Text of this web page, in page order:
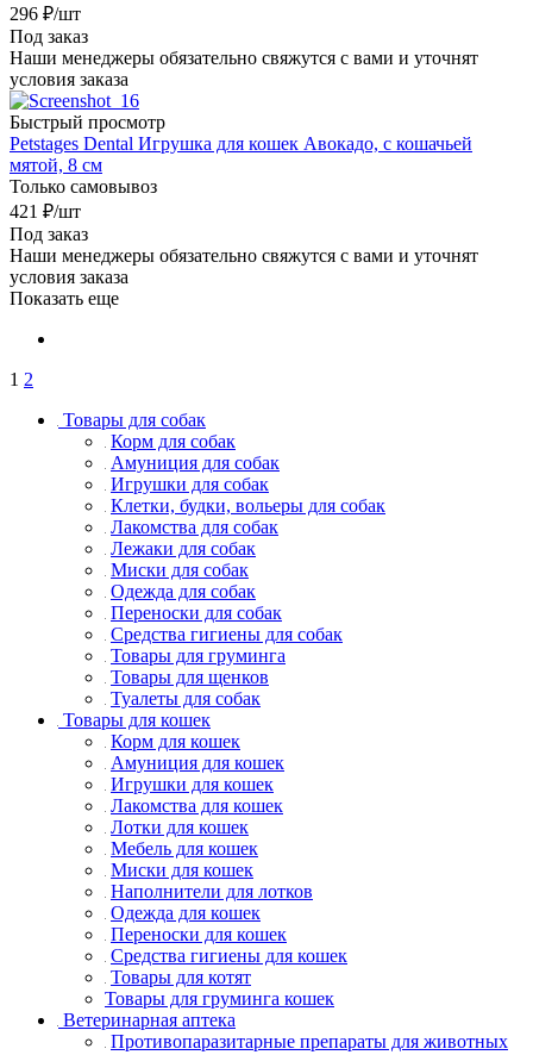
296 ₽/шт
Под заказ
Наши менеджеры обязательно свяжутся с вами и уточнят
условия заказа
Быстрый просмотр
Petstages Dental Игрушка для кошек Авокадо, с кошачьей
мятой, 8 см
Только самовывоз
421 ₽/шт
Под заказ
Наши менеджеры обязательно свяжутся с вами и уточнят
условия заказа
Показать еще
1 2
Товары для собак
Корм для собак
Амуниция для собак
Игрушки для собак
Клетки, будки, вольеры для собак
Лакомства для собак
Лежаки для собак
Миски для собак
Одежда для собак
Переноски для собак
Средства гигиены для собак
Товары для груминга
Товары для щенков
Туалеты для собак
Товары для кошек
Корм для кошек
Амуниция для кошек
Игрушки для кошек
Лакомства для кошек
Лотки для кошек
Мебель для кошек
Миски для кошек
Наполнители для лотков
Одежда для кошек
Переноски для кошек
Средства гигиены для кошек
Товары для котят
Товары для груминга кошек
Ветеринарная аптека
Противопаразитарные препараты для животных